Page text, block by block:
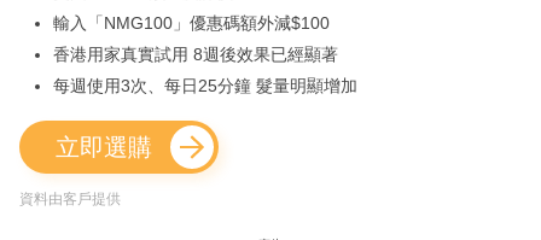
輸入「NMG100」優惠碼額外減$100
香港用家真實試用 8週後效果已經顯著
每週使用3次、每日25分鐘 髮量明顯增加
立即選購
資料由客戶提供